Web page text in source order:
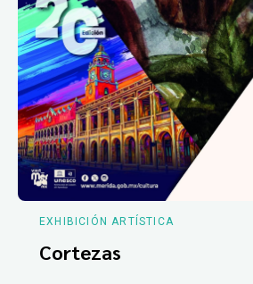
EXHIBICIÓN ARTÍSTICA
Cortezas